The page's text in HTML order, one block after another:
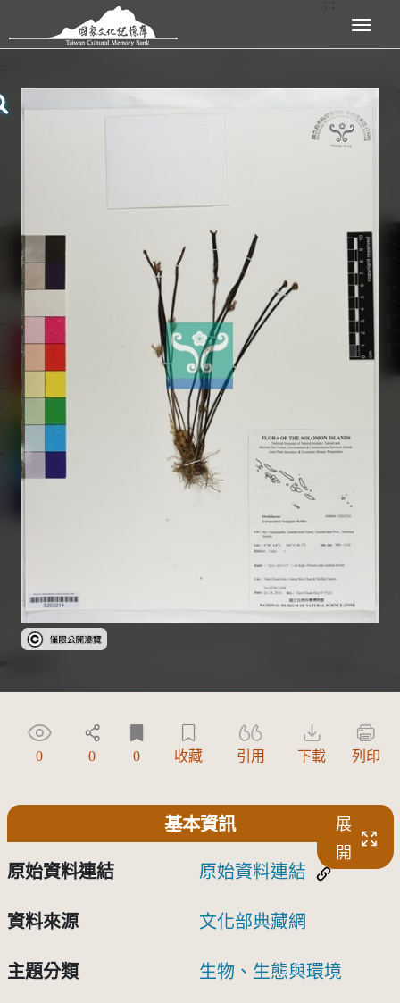
跳到主要內容區塊 展開選單
受著作權法保護-僅限於本平台有限度公開瀏覽
0 0 0 收藏 引用 下載 列印
基本資訊
展
開
原始資料連結 原始資料連結
資料來源 文化部典藏網
主題分類 生物、生態與環境